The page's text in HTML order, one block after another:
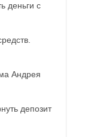
деньги с
Андрея
депозит